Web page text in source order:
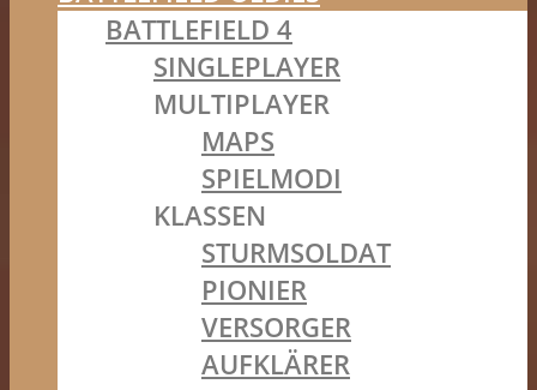
BATTLEFIELD 4
SINGLEPLAYER
MULTIPLAYER
MAPS
SPIELMODI
KLASSEN
STURMSOLDAT
PIONIER
VERSORGER
AUFKLÄRER